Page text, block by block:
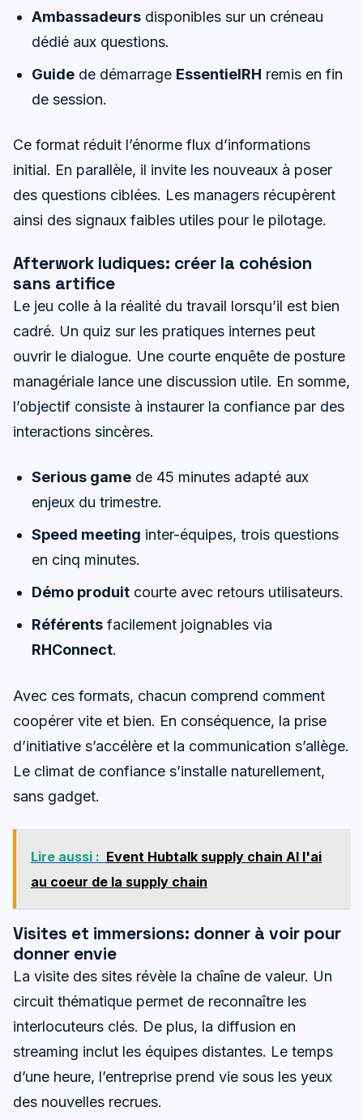
Ambassadeurs disponibles sur un créneau
dédié aux questions.
Guide de démarrage EssentielRH remis en fin
de session.
Ce format réduit l’énorme flux d’informations
initial. En parallèle, il invite les nouveaux à poser
des questions ciblées. Les managers récupèrent
ainsi des signaux faibles utiles pour le pilotage.
Afterwork ludiques: créer la cohésion
sans artifice
Le jeu colle à la réalité du travail lorsqu’il est bien
cadré. Un quiz sur les pratiques internes peut
ouvrir le dialogue. Une courte enquête de posture
managériale lance une discussion utile. En somme,
l’objectif consiste à instaurer la confiance par des
interactions sincères.
Serious game de 45 minutes adapté aux
enjeux du trimestre.
Speed meeting inter-équipes, trois questions
en cinq minutes.
Démo produit courte avec retours utilisateurs.
Référents facilement joignables via
RHConnect.
Avec ces formats, chacun comprend comment
coopérer vite et bien. En conséquence, la prise
d’initiative s’accélère et la communication s’allège.
Le climat de confiance s’installe naturellement,
sans gadget.
Lire aussi : Event Hubtalk supply chain AI l'ai
au coeur de la supply chain
Visites et immersions: donner à voir pour
donner envie
La visite des sites révèle la chaîne de valeur. Un
circuit thématique permet de reconnaître les
interlocuteurs clés. De plus, la diffusion en
streaming inclut les équipes distantes. Le temps
d’une heure, l’entreprise prend vie sous les yeux
des nouvelles recrues.